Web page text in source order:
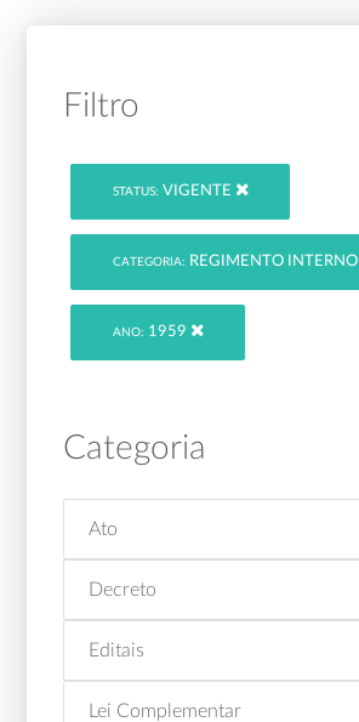
Filtro
STATUS: VIGENTE
CATEGORIA: REGIMENTO INTERNO
ANO: 1959
Categoria
Ato
Decreto
Editais
Lei Complementar